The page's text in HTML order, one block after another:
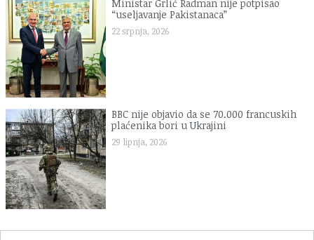
Ministar Grlić Radman nije potpisao
“useljavanje Pakistanaca”
22 srpnja, 2026
BBC nije objavio da se 70.000 francuskih
plaćenika bori u Ukrajini
29 lipnja, 2026